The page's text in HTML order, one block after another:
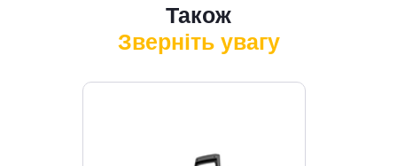
Також
Зверніть увагу